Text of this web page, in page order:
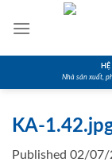
Nhà sản xuất,
KA-
Published 02/07/